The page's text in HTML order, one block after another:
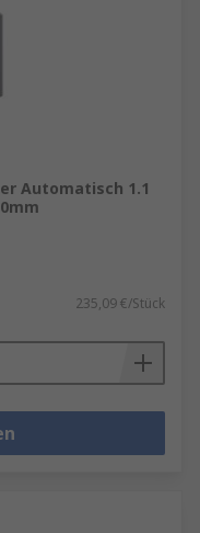
Automatisch 1.1
235,09 €/Stück